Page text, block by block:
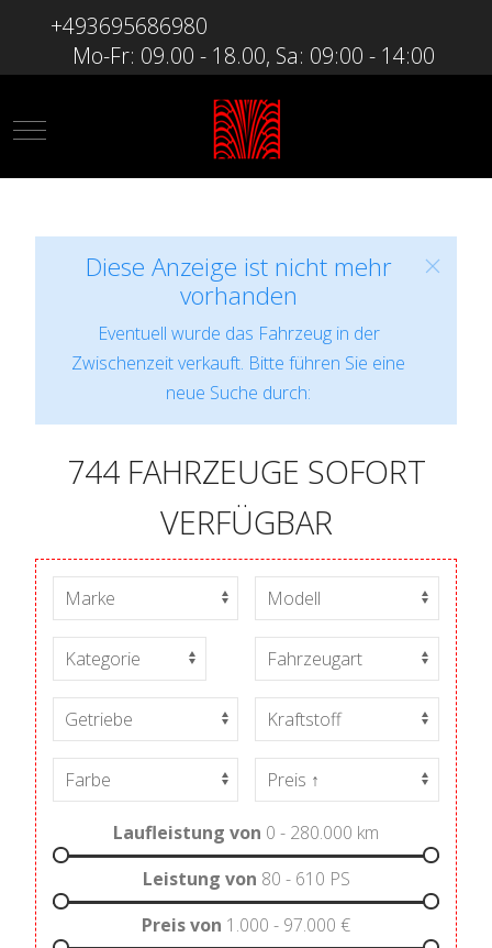
+493695686980
Mo-Fr: 09.00 - 18.00, Sa: 09:00 - 14:00
Mobile Menu Toggle
Diese Anzeige ist nicht mehr
vorhanden
Eventuell wurde das Fahrzeug in der
Zwischenzeit verkauft. Bitte führen Sie eine
neue Suche durch:
744 FAHRZEUGE SOFORT
VERFÜGBAR
Laufleistung von 0 - 280.000 km
Leistung von 80 - 610 PS
Preis von 1.000 - 97.000 €